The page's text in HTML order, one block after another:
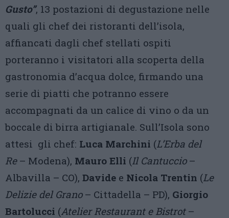
Gusto”, 13 postazioni di degustazione nelle
quali gli chef dei ristoranti dell’isola,
affiancati dagli chef stellati ospiti
porteranno i visitatori alla scoperta della
gastronomia d’acqua dolce, firmando una
serie di piatti che potranno essere
accompagnati da un calice di vino o da un
boccale di birra artigianale. Sull’Isola sono
attesi gli chef: Luca Marchini (L’Erba del
Re– Modena), Mauro Elli (Il Cantuccio–
Albavilla – CO), Davide e Nicola Trentin (Le
Delizie del Grano– Cittadella – PD), Giorgio
Bartolucci (Atelier Restaurant e Bistrot–